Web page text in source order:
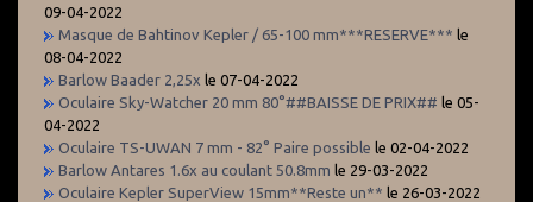
09-04-2022
Masque de Bahtinov Kepler / 65-100 mm***RESERVE*** le
08-04-2022
Barlow Baader 2,25x le 07-04-2022
Oculaire Sky-Watcher 20 mm 80°##BAISSE DE PRIX## le 05-
04-2022
Oculaire TS-UWAN 7 mm - 82° Paire possible le 02-04-2022
Barlow Antares 1.6x au coulant 50.8mm le 29-03-2022
Oculaire Kepler SuperView 15mm**Reste un** le 26-03-2022